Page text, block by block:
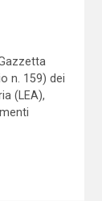
n. 159) dei
(LEA),